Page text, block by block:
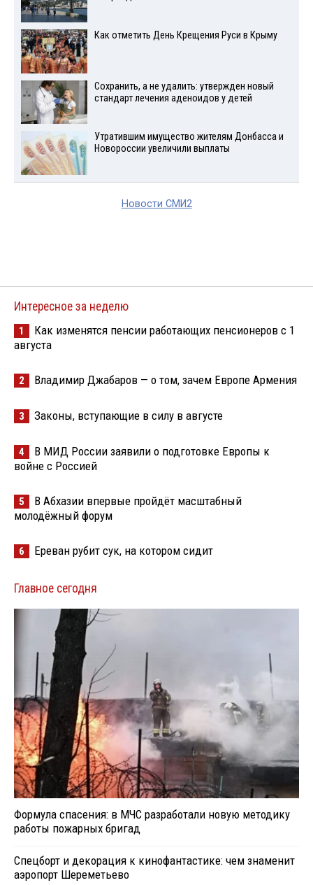
Как отметить День Крещения Руси в Крыму
Сохранить, а не удалить: утвержден новый
стандарт лечения аденоидов у детей
Утратившим имущество жителям Донбасса и
Новороссии увеличили выплаты
Новости СМИ2
Интересное за неделю
1
Как изменятся пенсии работающих пенсионеров с 1
августа
2 Владимир Джабаров — о том, зачем Европе Армения
3 Законы, вступающие в силу в августе
4
В МИД России заявили о подготовке Европы к
войне с Россией
5
В Абхазии впервые пройдёт масштабный
молодёжный форум
6 Ереван рубит сук, на котором сидит
Главное сегодня
Формула спасения: в МЧС разработали новую методику
работы пожарных бригад
Спецборт и декорация к кинофантастике: чем знаменит
аэропорт Шереметьево